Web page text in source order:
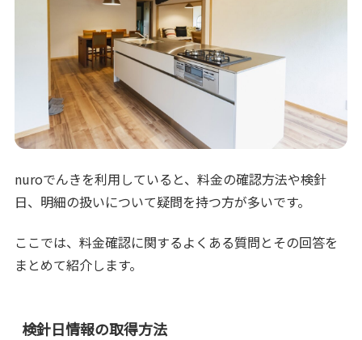
nuroでんきを利用していると、料金の確認方法や検針
日、明細の扱いについて疑問を持つ方が多いです。
ここでは、料金確認に関するよくある質問とその回答を
まとめて紹介します。
検針日情報の取得方法